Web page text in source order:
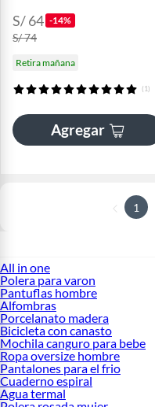
S/ 64 -14%
S/ 74
Retira mañana
(1)
Agregar
1
All in one
Polera para varon
Pantuflas hombre
Alfombras
Porcelanato madera
Bicicleta con canasto
Mochila canguro para bebe
Ropa oversize hombre
Pantalones para el frio
Cuaderno espiral
Agua termal